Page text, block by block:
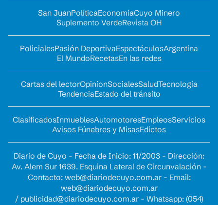
San JuanPolíticaEconomíaCuyo Minero
Suplemento VerdeRevista OH
PolicialesPasión DeportivaEspectáculosArgentina
El MundoRecetasEn las redes
Cartas del lectorOpinionSocialesSaludTecnología
TendenciaEstado del tránsito
ClasificadosInmueblesAutomotoresEmpleosServicios
Avisos Fúnebres y MisasEdictos
Diario de Cuyo - Fecha de Inicio: 11/2003 - Dirección:
Av. Alem Sur 1639. Esquina Lateral de Circunvalación -
Contacto: web@diariodecuyo.com.ar- Email:
web@diariodecuyo.com.ar
/ publicidad@diariodecuyo.com.ar- Whatsapp: (054)